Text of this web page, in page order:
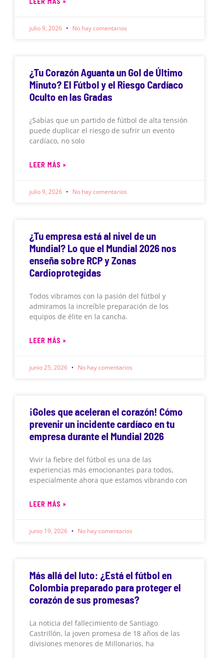
julio 9, 2026 No hay comentarios
¿Tu Corazón Aguanta un Gol de Último
Minuto? El Fútbol y el Riesgo Cardíaco
Oculto en las Gradas
¿Sabías que un partido de fútbol de alta tensión
puede duplicar el riesgo de sufrir un evento
cardíaco, no solo
LEER MÁS »
julio 9, 2026 No hay comentarios
¿Tu empresa está al nivel de un
Mundial? Lo que el Mundial 2026 nos
enseña sobre RCP y Zonas
Cardioprotegidas
Todos vibramos con la pasión del fútbol y
admiramos la increíble preparación de los
equipos de élite en la cancha.
LEER MÁS »
junio 25, 2026 No hay comentarios
¡Goles que aceleran el corazón! Cómo
prevenir un incidente cardíaco en tu
empresa durante el Mundial 2026
Vivir la fiebre del fútbol es una de las
experiencias más emocionantes para todos,
especialmente ahora que estamos vibrando con
LEER MÁS »
junio 19, 2026 No hay comentarios
Más allá del luto: ¿Está el fútbol en
Colombia preparado para proteger el
corazón de sus promesas?
La noticia del fallecimiento de Santiago
Castrillón, la joven promesa de 18 años de las
divisiones menores de Millonarios, ha